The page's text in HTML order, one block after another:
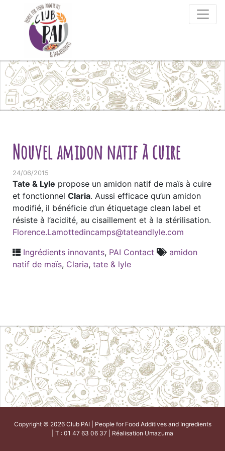
Skip to content
Nouvel amidon natif à cuire
24/06/2015
Tate & Lyle propose un amidon natif de maïs à cuire
et fonctionnel Claria. Aussi efficace qu’un amidon
modifié, il bénéficie d’un étiquetage clean label et
résiste à l’acidité, au cisaillement et à la stérilisation.
Florence.Lamottedincamps@tateandlyle.com
Ingrédients innovants, PAI Contact
amidon
natif de maïs, Claria, tate & lyle
Copyright © 2026 Club PAI | People for Food Additives and Ingredients
| T : 01 47 63 06 37 | Réalisation Umazuma